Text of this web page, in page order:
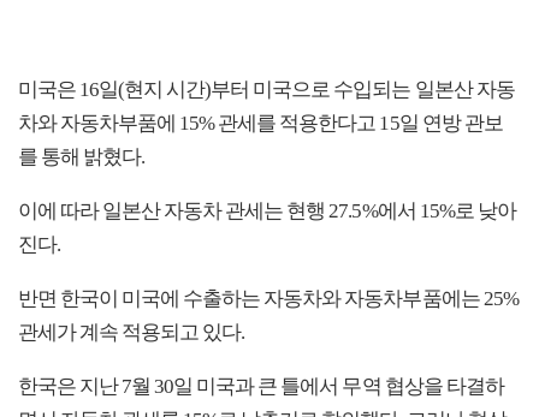
미국은 16일(현지 시간)부터 미국으로 수입되는 일본산 자동
차와 자동차부품에 15% 관세를 적용한다고 15일 연방 관보
를 통해 밝혔다.
이에 따라 일본산 자동차 관세는 현행 27.5%에서 15%로 낮아
진다.
반면 한국이 미국에 수출하는 자동차와 자동차부품에는 25%
관세가 계속 적용되고 있다.
한국은 지난 7월 30일 미국과 큰 틀에서 무역 협상을 타결하